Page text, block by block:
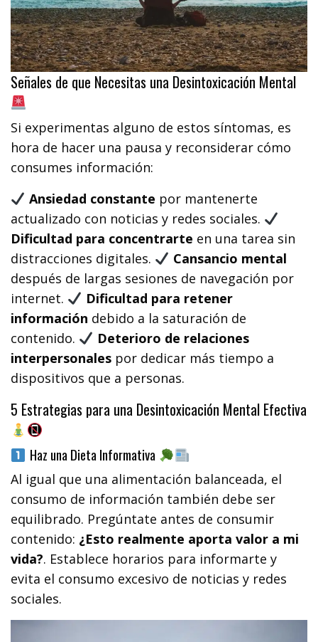
Señales de que Necesitas una Desintoxicación Mental
Si experimentas alguno de estos síntomas, es
hora de hacer una pausa y reconsiderar cómo
consumes información:
Ansiedad constante por mantenerte
actualizado con noticias y redes sociales.
Dificultad para concentrarte en una tarea sin
distracciones digitales.
Cansancio mental
después de largas sesiones de navegación por
internet.
Dificultad para retener
información debido a la saturación de
contenido.
Deterioro de relaciones
interpersonales por dedicar más tiempo a
dispositivos que a personas.
5 Estrategias para una Desintoxicación Mental Efectiva
Haz una Dieta Informativa
Al igual que una alimentación balanceada, el
consumo de información también debe ser
equilibrado. Pregúntate antes de consumir
contenido: ¿Esto realmente aporta valor a mi
vida?. Establece horarios para informarte y
evita el consumo excesivo de noticias y redes
sociales.